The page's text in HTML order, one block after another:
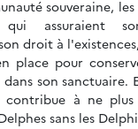
souveraine,
qui assuraient
droit à
place pour
son sanctuaire.
à ne plus
sans les